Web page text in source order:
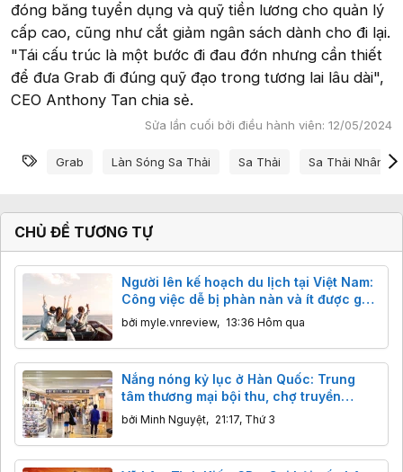
đóng băng tuyển dụng và quỹ tiền lương cho quản lý
cấp cao, cũng như cắt giảm ngân sách dành cho đi lại.
"Tái cấu trúc là một bước đi đau đớn nhưng cần thiết
để đưa Grab đi đúng quỹ đạo trong tương lai lâu dài",
CEO Anthony Tan chia sẻ.
Sửa lần cuối bởi điều hành viên: 12/05/2024
Từ khóa
Grab Làn Sóng Sa Thải Sa Thải Sa Thải Nhân
CHỦ ĐỀ TƯƠNG TỰ
Người lên kế hoạch du lịch tại Việt Nam:
Công việc dễ bị phàn nàn và ít được ghi
nhận công sức nhất
bởi myle.vnreview, 13:36 Hôm qua
Nắng nóng kỷ lục ở Hàn Quốc: Trung
tâm thương mại bội thu, chợ truyền
thống ế ẩm
bởi Minh Nguyệt, 21:17, Thứ 3